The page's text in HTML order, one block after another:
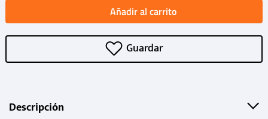
Añadir al carrito
Descripción